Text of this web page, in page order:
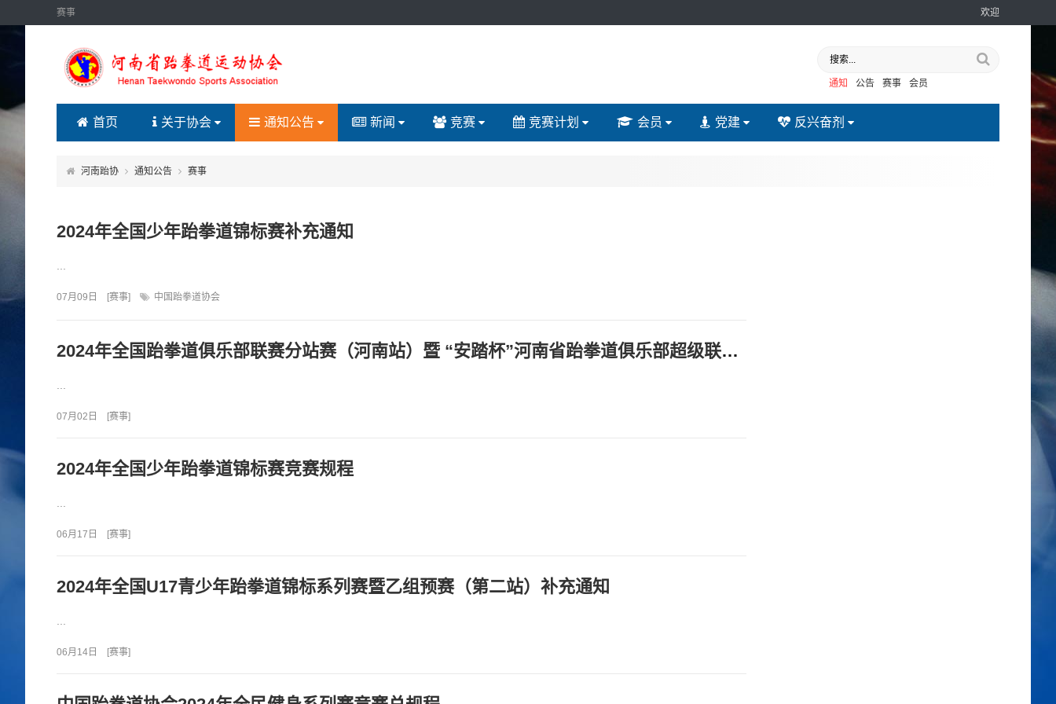
赛事 欢迎
通知 公告 赛事 会员
首页 关于协会 通知公告 新闻 竞赛 竞赛计划 会员 党建 反兴奋剂
河南跆协 通知公告 赛事
2024年全国少年跆拳道锦标赛补充通知
07月09日 [赛事] 中国跆拳道协会
2024年全国跆拳道俱乐部联赛分站赛（河南站）暨 “安踏杯”河南省跆拳道俱乐部超级联赛补充通知
07月02日 [赛事]
2024年全国少年跆拳道锦标赛竞赛规程
06月17日 [赛事]
2024年全国U17青少年跆拳道锦标系列赛暨乙组预赛（第二站）补充通知
06月14日 [赛事]